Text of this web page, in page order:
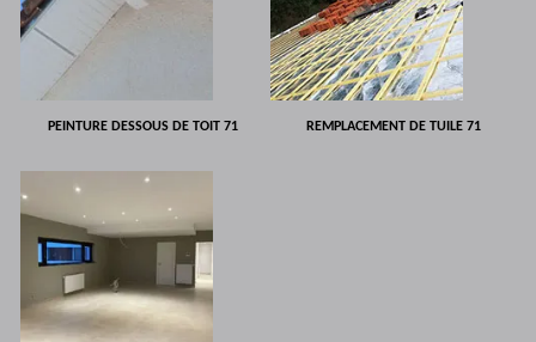
PEINTURE DESSOUS DE TOIT 71 REMPLACEMENT DE TUILE 71